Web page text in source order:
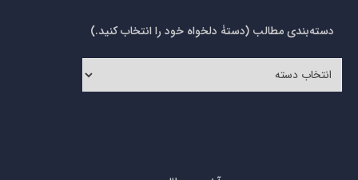
دسته‌بندی مطالب (دستۀ دلخواه خود را انتخاب کنید.)
مطالب